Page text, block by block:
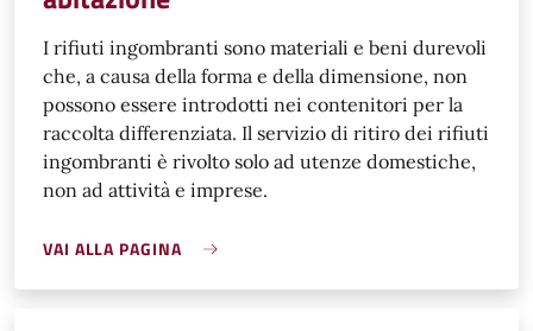
I rifiuti ingombranti sono materiali e beni durevoli
che, a causa della forma e della dimensione, non
possono essere introdotti nei contenitori per la
raccolta differenziata. Il servizio di ritiro dei rifiuti
ingombranti è rivolto solo ad utenze domestiche,
non ad attività e imprese.
VAI ALLA PAGINA